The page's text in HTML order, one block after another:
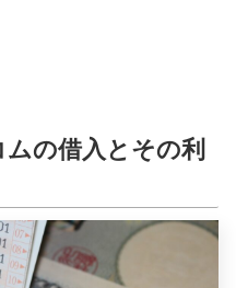
の借入とその利